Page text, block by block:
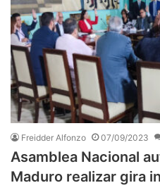
Freidder Alfonzo 07/09/2023
Asamblea Nacional
Maduro realizar gira